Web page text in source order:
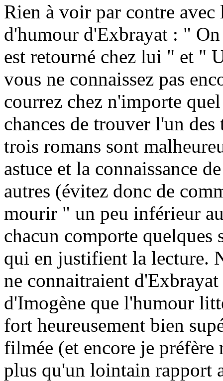
Rien à voir par contre
d'humour d'Exbrayat : "
est retourné chez lui " et "
vous ne connaissez pas
courrez chez n'importe
chances de trouver l'un
trois romans sont
astuce et la connaissance
autres (évitez donc de
mourir " un peu inférieur
chacun comporte quelques
qui en justifient la lecture.
ne connaitraient
d'Imogène que l'humour
fort heureusement bien
filmée (et encore je préfère
plus qu'un lointain rapport